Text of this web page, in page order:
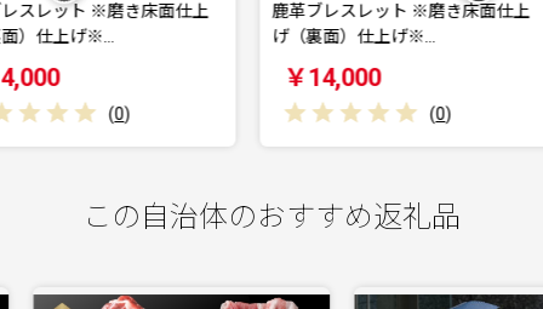
床面仕上
鹿革ブレスレット ※磨き床面仕上
げ（裏面）仕上げ※…
( 0)
鹿革ブレ
この自治体のおすすめ返礼品